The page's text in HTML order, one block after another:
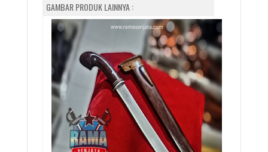
GAMBAR PRODUK LAINNYA :